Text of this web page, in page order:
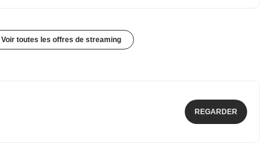
Voir toutes les offres de streaming
REGARDER